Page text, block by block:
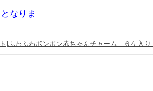
なりま
]ふわふわボンボン赤ちゃんチャーム ６ケ入